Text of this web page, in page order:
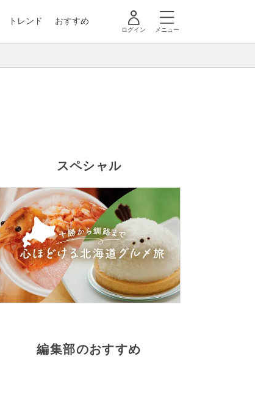
トレンド おすすめ
ログイン メニュー
スペシャル
編集部のおすすめ